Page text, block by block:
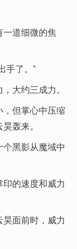
一道细微的焦
手了。”
大约三成力。
但掌心中压缩
轰来。
黑影从魔域中
的速度和威力
面前时，威力